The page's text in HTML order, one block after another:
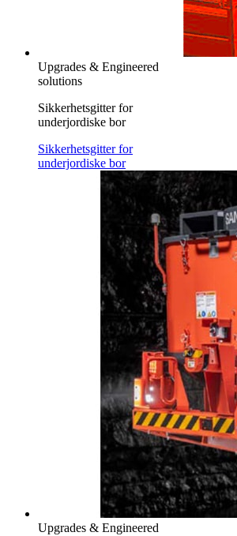
Upgrades & Engineered
solutions
Sikkerhetsgitter for
underjordiske bor
Sikkerhetsgitter for
underjordiske bor
Upgrades & Engineered